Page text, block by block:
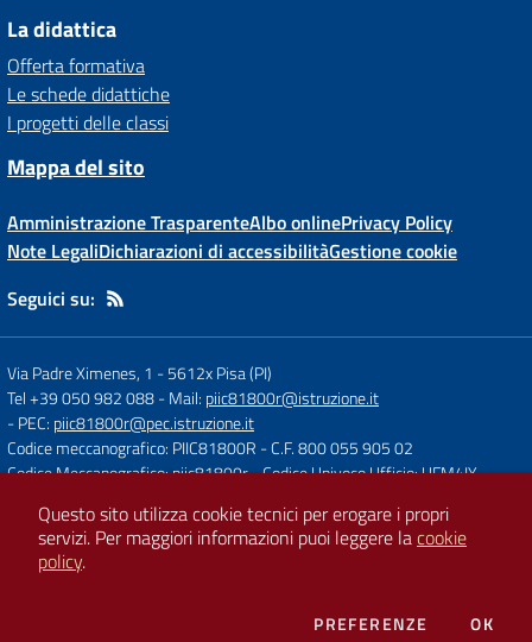
La didattica
Offerta formativa
Le schede didattiche
I progetti delle classi
Mappa del sito
Amministrazione TrasparenteAlbo onlinePrivacy Policy
Note LegaliDichiarazioni di accessibilitàGestione cookie
Seguici su:
Via Padre Ximenes, 1 -5612x Pisa (PI)
Tel +39 050 982 088- Mail: piic81800r@istruzione.it
- PEC: piic81800r@pec.istruzione.it
Codice meccanografico: PIIC81800R - C.F. 800 055 905 02
Codice Meccanografico: piic81800r- Codice Univoco Ufficio: UFM4IY
Concept & Design by
Designers Italia
Questo sito utilizza cookie tecnici per erogare i propri
servizi. Per maggiori informazioni puoi leggere lacookie
policy.
PREFERENZE DEI COOKIE
OK